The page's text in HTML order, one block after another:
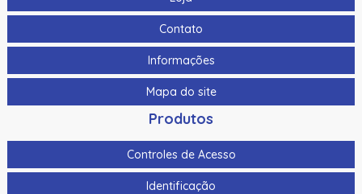
As-1153 | Assa Abloy | Botoeira Em Alumínio
Bat-7 | Assa Abloy | Bateria De Gel Selada
Botao De Panico Sem Fio Hikvision Ds-Pdeb1-Eg2-We(B)
Ip66 P/ Ax Pro Ds-Pwa64-L-We
Botao De Saida Quebra Vidro Hikvision Ds-K7Peb/Green
Botao Panico Para Termnais Mobile Hikvision Ds-1530Hmi
Contato
Informações
Mapa do site
Produtos
Controles de Acesso
Identificação